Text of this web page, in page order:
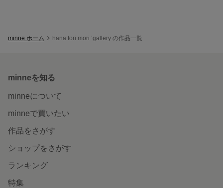
minne ホーム hana tori mori ’gallery の作品一覧
minneを知る
minneについて
minneで買いたい
作品をさがす
ショップをさがす
ランキング
特集